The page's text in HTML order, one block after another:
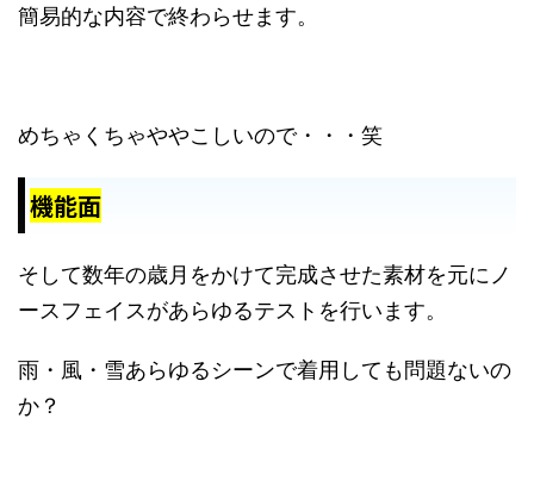
簡易的な内容で終わらせます。
めちゃくちゃややこしいので・・・笑
機能面
そして数年の歳月をかけて完成させた素材を元にノ
ースフェイスがあらゆるテストを行います。
雨・風・雪あらゆるシーンで着用しても問題ないの
か？